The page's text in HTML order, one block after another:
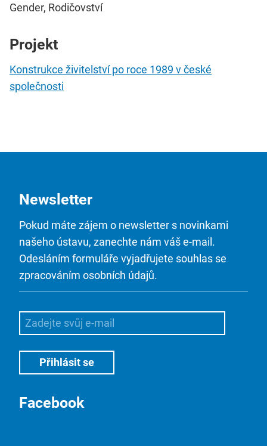
Gender, Rodičovství
Projekt
Konstrukce živitelství po roce 1989 v české
společnosti
Newsletter
Pokud máte zájem o newsletter s novinkami
našeho ústavu, zanechte nám váš e-mail.
Odesláním formuláře vyjadřujete souhlas se
zpracováním osobních údajů.
Facebook